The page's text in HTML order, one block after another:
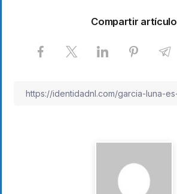
Compartir artículo